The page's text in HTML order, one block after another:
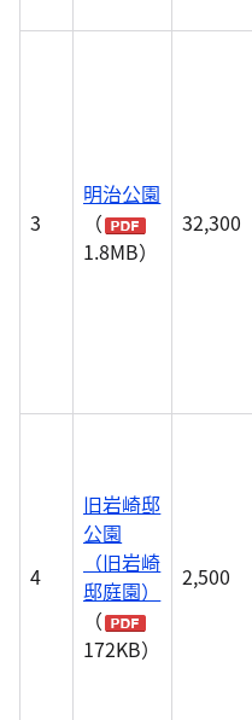
3
明治公園
（
1.8MB）
32,300
4
旧岩崎邸
公園
（旧岩崎
邸庭園）
（
172KB）
2,500